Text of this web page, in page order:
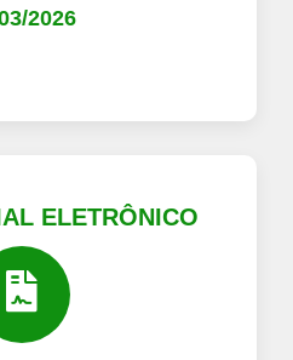
2026
ELETRÔNICO